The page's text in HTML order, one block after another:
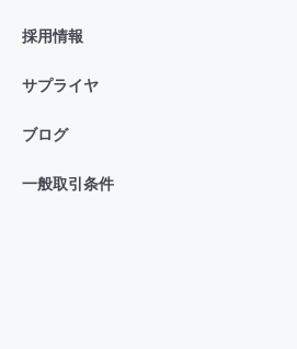
採用情報
サプライヤ
ブログ
一般取引条件